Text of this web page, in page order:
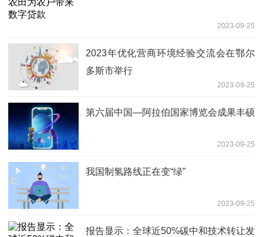
2023-09-25
2023年优化营商环境经验交流会在鄂尔
多斯市举行
2023-09-25
第六届中国—阿拉伯国家博览会成果丰硕
2023-09-25
我国制氢路线正在变“绿”
2023-09-25
报告显示：全球近50%碳中和技术转让发